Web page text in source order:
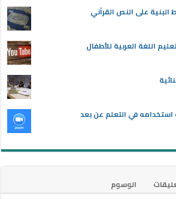
البنية على النص القرآني
الوسوم